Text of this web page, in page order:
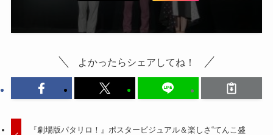
よかったらシェアしてね！
『劇場版パタリロ！』ポスタービジュアル＆楽しさ“てんこ盛